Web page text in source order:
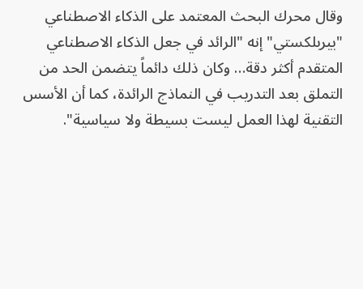
وقال محرك البحث المعتمد على الذكاء الاصطناعي
"بيربلكستي" إنه "الرائد في جعل الذكاء الاصطناعي
المتقدم أكثر دقة… وكان ذلك دائماً يتضمن الحد من
التملق بعد التدريب في النماذج الرائدة، كما أن الأسس
التقنية لهذا العمل ليست بسيطة ولا سياسية".